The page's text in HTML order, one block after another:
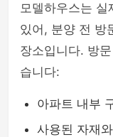
모델하우스는 실
있어, 분양 전 방
장소입니다. 방
습니다:
아파트 내부
사용된 자재